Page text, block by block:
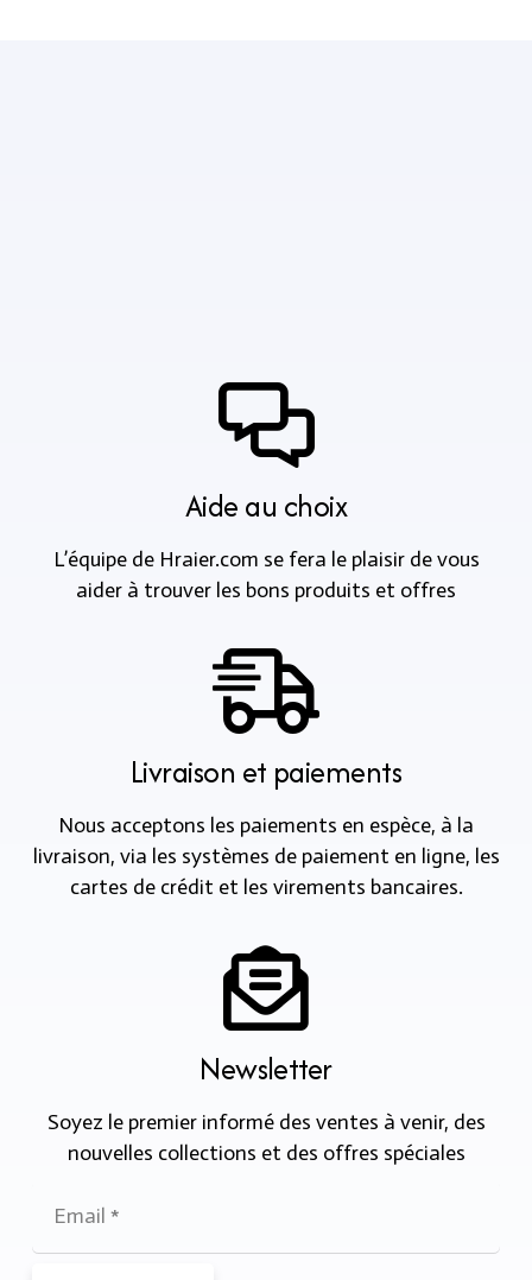
Aide au choix
L’équipe de Hraier.com se fera le plaisir de vous
aider à trouver les bons produits et offres
Livraison et paiements
Nous acceptons les paiements en espèce, à la
livraison, via les systèmes de paiement en ligne, les
cartes de crédit et les virements bancaires.
Newsletter
Soyez le premier informé des ventes à venir, des
nouvelles collections et des offres spéciales